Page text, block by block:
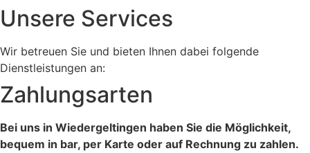
Unsere Services
Wir betreuen Sie und bieten Ihnen dabei folgende
Dienstleistungen an:
Zahlungsarten
Bei uns in Wiedergeltingen haben Sie die Möglichkeit,
bequem in bar, per Karte oder auf Rechnung zu zahlen.